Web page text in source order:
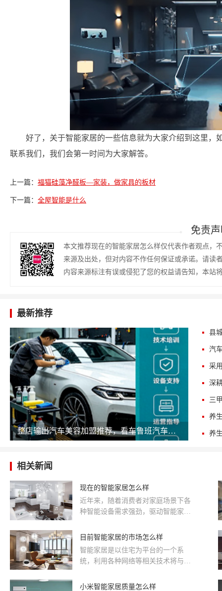
好了，关于智能家居的一些信息就为大家介绍到这里，
联系我们，我们会第一时间为大家解答。
上一篇： 福猫硅藻净醛板—家装，做家具的板材
下一篇： 全屋智能是什么
免责
本文推荐现在的智能家居怎么样仅代表作者观点，
来源及出处，但对内容不作任何保证或承诺。请读
内容来源标注有误或侵犯了您的权益请告知，本站
最新推荐
整店输出汽车美容加盟推荐，看车鲁班汽车美容如何降低开店门槛
三
相关新闻
现在的智能家居怎么样
近年来，随着消费者对家庭场景下各
种智能设备需求强劲，驱动智能家居
国用户规模以及人们生活质量日益提
性化、智能化的智慧家庭生活青睐有
加，使之成为全球重要的智能家居市
目前智能家居的市场怎么样
智能家居是以住宅为平台的一个系
统，利用各种网络等相关技术将与家
统连接在一起。例如：智能灯光、电
小米智能家居质量怎么样